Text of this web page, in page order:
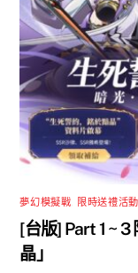
夢幻模擬戰 限時送禮活動
[台版] Part 1 ~ 3
晶」